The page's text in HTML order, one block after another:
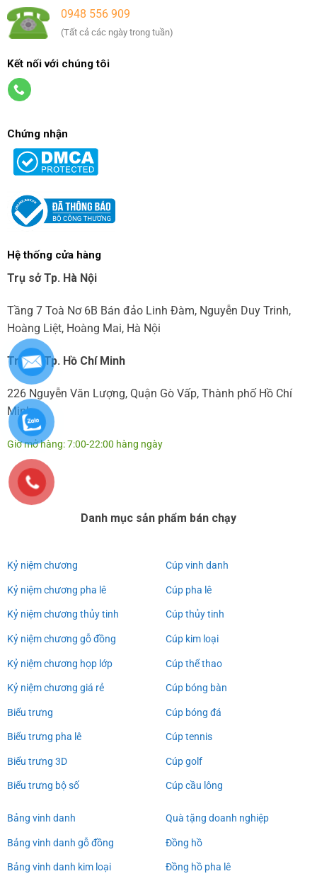
0948 556 909
(Tất cả các ngày trong tuần)
Kết nối với chúng tôi
Chứng nhận
Hệ thống cửa hàng
Trụ sở Tp. Hà Nội
Tầng 7 Toà Nơ 6B Bán đảo Linh Đàm, Nguyễn Duy Trinh,
Hoàng Liệt, Hoàng Mai, Hà Nội
Trụ sở Tp. Hồ Chí Minh
226 Nguyễn Văn Lượng, Quận Gò Vấp, Thành phố Hồ Chí
Minh
Giờ mở hàng: 7:00-22:00 hàng ngày
Danh mục sản phẩm bán chạy
Kỷ niệm chương
Kỷ niệm chương pha lê
Kỷ niệm chương thủy tinh
Kỷ niệm chương gỗ đồng
Kỷ niệm chương họp lớp
Kỷ niệm chương giá rẻ
Biểu trưng
Biểu trưng pha lê
Biểu trưng 3D
Biểu trưng bộ số
Cúp vinh danh
Cúp pha lê
Cúp thủy tinh
Cúp kim loại
Cúp thể thao
Cúp bóng bàn
Cúp bóng đá
Cúp tennis
Cúp golf
Cúp cầu lông
Bảng vinh danh
Bảng vinh danh gỗ đồng
Bảng vinh danh kim loại
Quà tặng doanh nghiệp
Đồng hồ
Đồng hồ pha lê